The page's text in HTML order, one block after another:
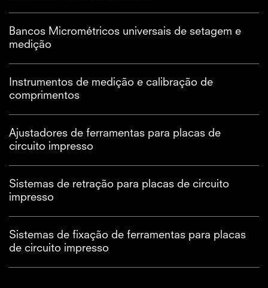
Bancos Micrométricos universais de setagem e
medição
Instrumentos de medição e calibração de
comprimentos
Ajustadores de ferramentas para placas de
circuito impresso
Sistemas de retração para placas de circuito
impresso
Sistemas de fixação de ferramentas para placas
de circuito impresso